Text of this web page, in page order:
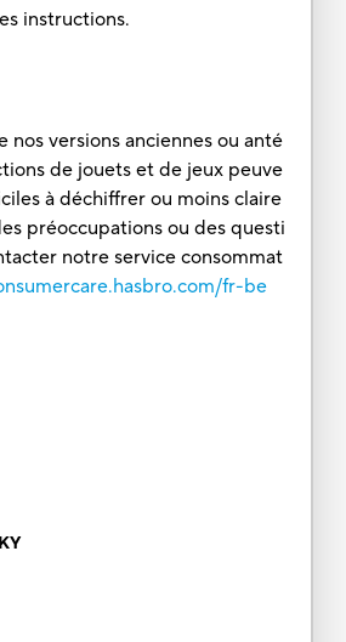
instructions.
nos versions anciennes ou anté
de jouets et de jeux peuve
à déchiffrer ou moins claire
préoccupations ou des questi
notre service consommat
fr-be